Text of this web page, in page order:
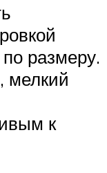
размеру.
мелкий
к